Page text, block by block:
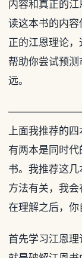
内容和真正的
读这本书的内
正的江恩理论
帮助你尝试预
远。
上面我推荐的
有两本是同时
书。我推荐这
方法有关，我会
在理解之后，你
首先学习江恩